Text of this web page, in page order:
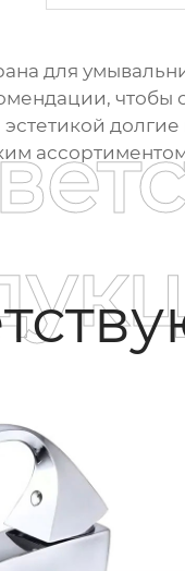
для
чтобы
долгие